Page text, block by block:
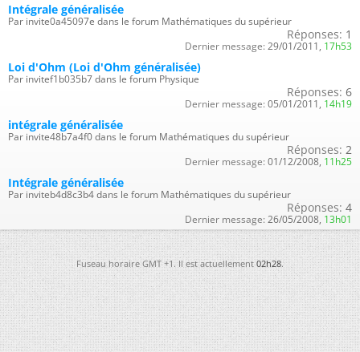
Intégrale généralisée
Par invite0a45097e dans le forum Mathématiques du supérieur
Réponses: 1
Dernier message: 29/01/2011, 17h53
Loi d'Ohm (Loi d'Ohm généralisée)
Par invitef1b035b7 dans le forum Physique
Réponses: 6
Dernier message: 05/01/2011, 14h19
intégrale généralisée
Par invite48b7a4f0 dans le forum Mathématiques du supérieur
Réponses: 2
Dernier message: 01/12/2008, 11h25
Intégrale généralisée
Par inviteb4d8c3b4 dans le forum Mathématiques du supérieur
Réponses: 4
Dernier message: 26/05/2008, 13h01
Fuseau horaire GMT +1. Il est actuellement02h28.